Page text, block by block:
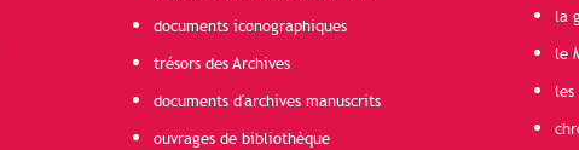
documents iconographiques
trésors des Archives
documents d'archives manuscrits
ouvrages de bibliothèque
la
le
les